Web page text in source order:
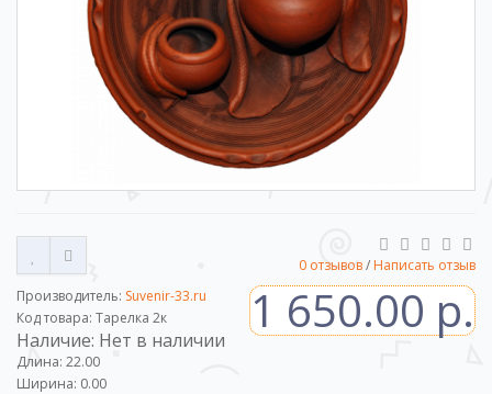
0 отзывов/ Написать отзыв
Производитель: Suvenir-33.ru
Код товара: Тарелка 2к
Наличие: Нет в наличии
Длина: 22.00
Ширина: 0.00
1 650.00 р.